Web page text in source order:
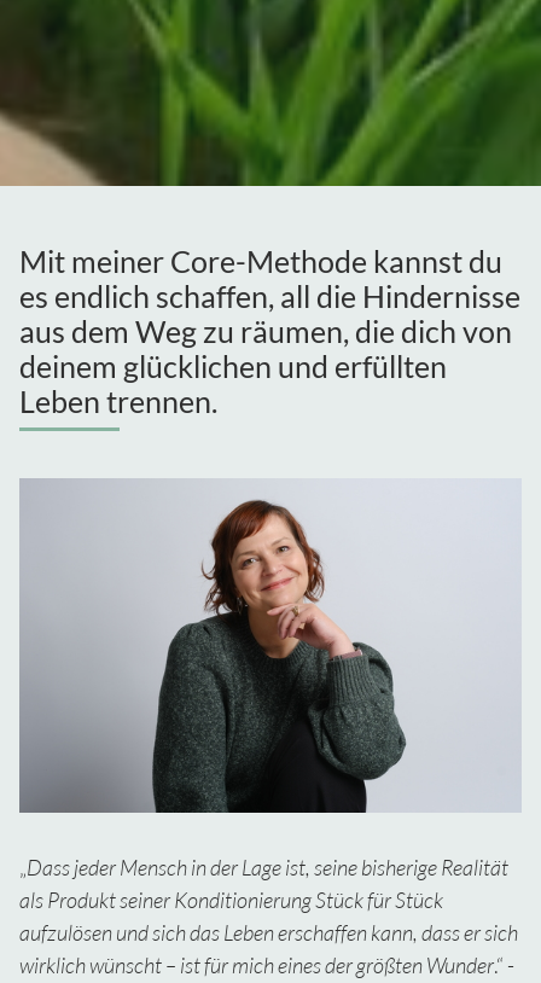
Mit meiner Core-Methode kannst du
es endlich schaffen, all die Hindernisse
aus dem Weg zu räumen, die dich von
deinem glücklichen und erfüllten
Leben trennen.
„Dass jeder Mensch in der Lage ist, seine bisherige Realität
als Produkt seiner Konditionierung Stück für Stück
aufzulösen und sich das Leben erschaffen kann, dass er sich
wirklich wünscht – ist für mich eines der größten Wunder.“ -